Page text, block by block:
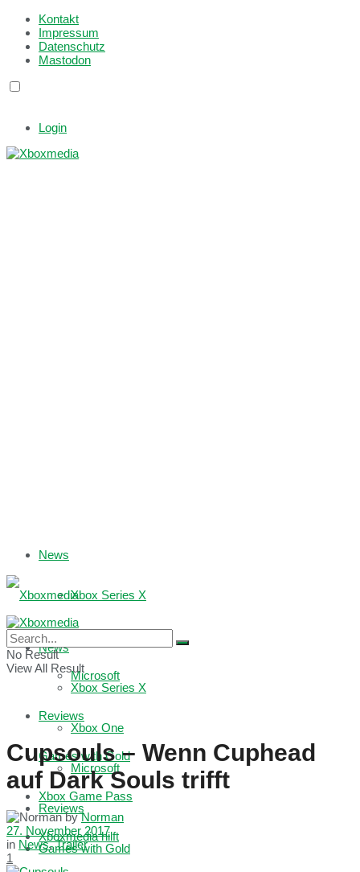
Kontakt
Impressum
Datenschutz
Mastodon
Login
News
Xbox Series X
Microsoft
Reviews
Games with Gold
Xbox Game Pass
Xboxmedia hilft
News
Xbox Series X
Xbox One
Microsoft
Reviews
Games with Gold
No Result
View All Result
Cupsouls – Wenn Cuphead
auf Dark Souls trifft
by Norman
27. November 2017
in News,Trailer
1